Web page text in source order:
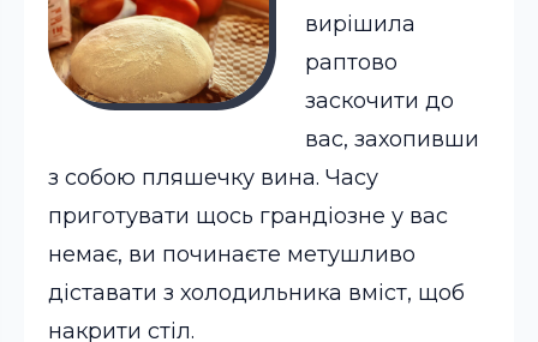
вирішила
раптово
заскочити до
вас, захопивши
з собою пляшечку вина. Часу
приготувати щось грандіозне у вас
немає, ви починаєте метушливо
діставати з холодильника вміст, щоб
накрити стіл.